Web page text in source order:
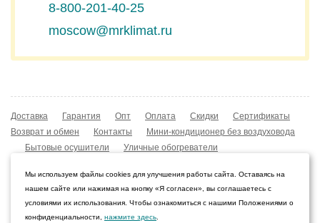
8-800-201-40-25
moscow@mrklimat.ru
Доставка Гарантия Опт Оплата Скидки
Сертификаты
Возврат и обмен
Контакты
Мини-кондиционер без воздуховода
Бытовые осушители
Уличные обогреватели
Охладители воздуха
Конвекторы NOBO
© 2009–2026 Интернет-магазин «Мистер Климат»
Мы используем файлы cookies для улучшения работы сайта. Оставаясь на
нашем сайте или нажимая на кнопку «Я согласен», вы соглашаетесь с
условиями их использования. Чтобы ознакомиться с нашими Положениями о
конфиденциальности, нажмите здесь